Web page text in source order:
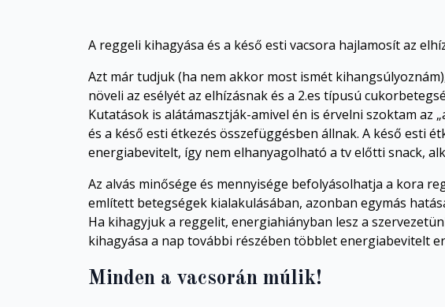
A reggeli kihagyása és a késő esti vacsora hajlamosít az
Azt már tudjuk (ha nem akkor most ismét
növeli az esélyét az elhízásnak és a 2.es típusú
Kutatások is alátámasztják-amivel én is érvelni szoktam az
és a késő esti étkezés összefüggésben állnak. A késő esti
energiabevitelt, így nem elhanyagolható a tv előtti snack,
Az alvás minősége és mennyisége befolyásolhatja a kora
említett betegségek kialakulásában, azonban egymás
Ha kihagyjuk a reggelit, energiahiányban lesz a
kihagyása a nap további részében többlet energiabevitelt
Minden a vacsorán múlik!